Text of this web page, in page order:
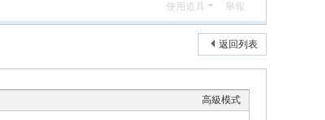
使用道具 舉報
返回列表
高級模式